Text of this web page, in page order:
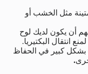
مثل الخشب أو
أن يكون لديك لوح
انتقال البكتيريا.
بشكل كبير في الحفاظ
.